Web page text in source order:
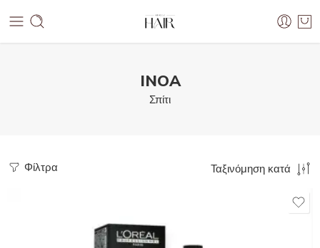
INOA
Σπίτι
Φίλτρα Ταξινόμηση κατά